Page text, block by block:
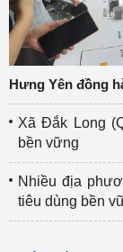
Hưng Yên đồng
Xã Đắk Long
bền vững
Nhiều địa
tiêu dùng bền